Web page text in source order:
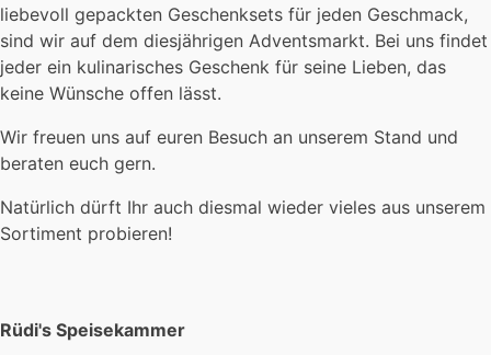
liebevoll gepackten Geschenksets für jeden Geschmack,
sind wir auf dem diesjährigen Adventsmarkt. Bei uns findet
jeder ein kulinarisches Geschenk für seine Lieben, das
keine Wünsche offen lässt.
Wir freuen uns auf euren Besuch an unserem Stand und
beraten euch gern.
Natürlich dürft Ihr auch diesmal wieder vieles aus unserem
Sortiment probieren!
Rüdi's Speisekammer